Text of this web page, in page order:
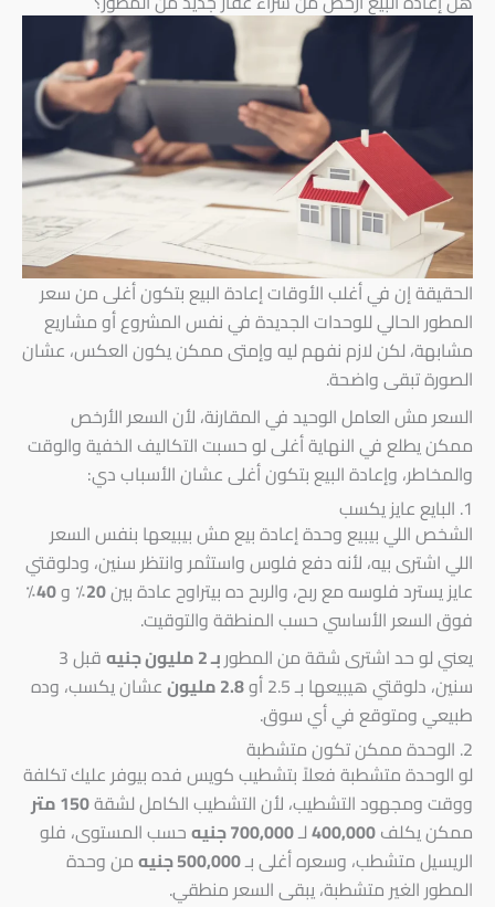
الحقيقة إن في أغلب الأوقات إعادة البيع بتكون أغلى من سعر
المطور الحالي للوحدات الجديدة في نفس المشروع أو مشاريع
مشابهة، لكن لازم نفهم ليه وإمتى ممكن يكون العكس، عشان
الصورة تبقى واضحة.
السعر مش العامل الوحيد في المقارنة، لأن السعر الأرخص
ممكن يطلع في النهاية أغلى لو حسبت التكاليف الخفية والوقت
والمخاطر، وإعادة البيع بتكون أغلى عشان الأسباب دي:
1. البايع عايز يكسب
الشخص اللي بيبيع وحدة إعادة بيع مش بيبيعها بنفس السعر
اللي اشترى بيه، لأنه دفع فلوس واستثمر وانتظر سنين، ودلوقتي
عايز يسترد فلوسه مع ربح، والربح ده بيتراوح عادة بين20٪ و40٪
فوق السعر الأساسي حسب المنطقة والتوقيت.
يعني لو حد اشترى شقة من المطوربـ 2 مليون جنيه
قبل 3
سنين، دلوقتي هيبيعها بـ 2.5 أو
2.8 مليون
عشان يكسب، وده
طبيعي ومتوقع في أي سوق.
2. الوحدة ممكن تكون متشطبة
لو الوحدة متشطبة فعلاً بتشطيب كويس فده بيوفر عليك تكلفة
ووقت ومجهود التشطيب، لأن التشطيب الكامل لشقة150 متر
ممكن يكلف400,000لـ700,000 جنيه
حسب المستوى، فلو
الريسيل متشطب، وسعره أغلى بـ500,000 جنيه
من وحدة
المطور الغير متشطبة، يبقى السعر منطقي.